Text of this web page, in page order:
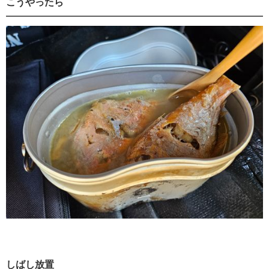
こうやったら
しばし放置